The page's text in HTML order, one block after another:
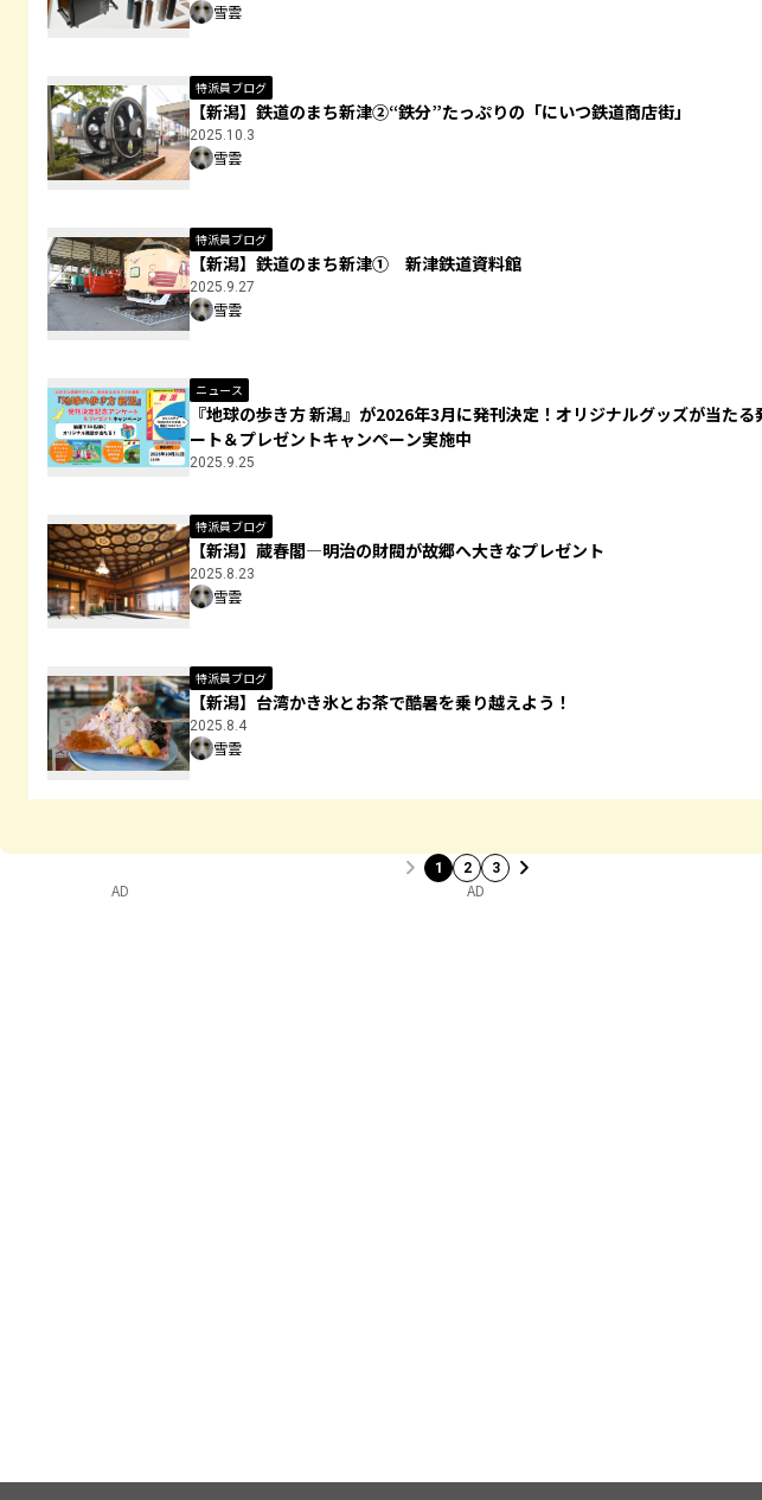
雪雲
特派員ブログ
【新潟】鉄道のまち新津②“鉄分”たっぷりの「にいつ鉄道商店街」
2025.10.3
雪雲
特派員ブログ
【新潟】鉄道のまち新津① 新津鉄道資料館
2025.9.27
雪雲
ニュース
『地球の歩き方 新潟』が2026年3月に発刊決定！オリジナルグッズが当た
ート＆プレゼントキャンペーン実施中
2025.9.25
特派員ブログ
【新潟】蔵春閣―明治の財閥が故郷へ大きなプレゼント
2025.8.23
雪雲
特派員ブログ
【新潟】台湾かき氷とお茶で酷暑を乗り越えよう！
2025.8.4
雪雲
1 2 3
AD AD